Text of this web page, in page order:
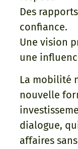
Des
confiance.
Une vision
une
La mobilité
nouvelle
dialogue,
affaires